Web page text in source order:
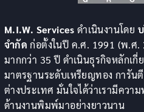
M.I.W. Services ดำเนินงานโดย
จำกัด ก่อตั้งในปี ค.ศ. 1991 (พ.ศ.
มากกว่า 35 ปี ดำเนินธุรกิจหลัก
มาตรฐานระดับเหรียญทอง การัน
ต่างประเทศ มั่นใจได้ว่าเรามีคว
ด้านงานพิมพ์มาอย่างยาวนาน